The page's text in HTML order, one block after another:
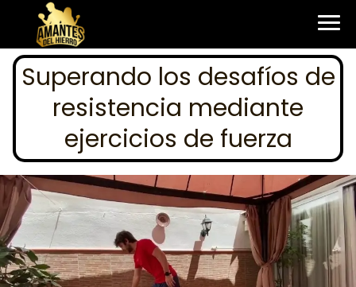
Superando los desafíos de
resistencia mediante
ejercicios de fuerza